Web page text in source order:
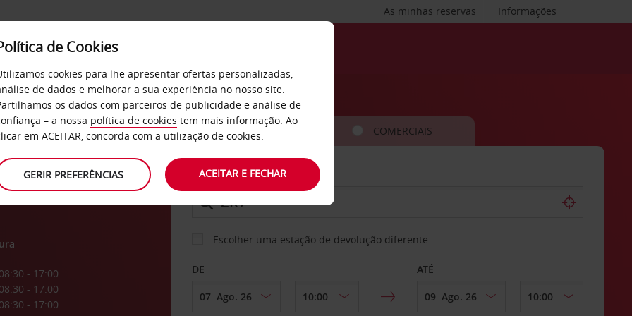
Informações
As minhas reservas
SERVIÇOS EMPRESAS
08:30 - 17:00
08:30 - 17:00
08:30 - 17:00
CARRO COMERCIAIS
LEVANTAR EM
Escolher uma estação de devolução diferente
DE ATÉ
de Cookies
cookies para lhe apresentar ofertas personalizadas,
de dados e melhorar a sua experiência no nosso site.
os dados com parceiros de publicidade e análise de
– a nossa política de cookies tem mais informação. Ao
em ACEITAR, concorda com a utilização de cookies.
GERIR PREFERÊNCIAS ACEITAR E FECHAR